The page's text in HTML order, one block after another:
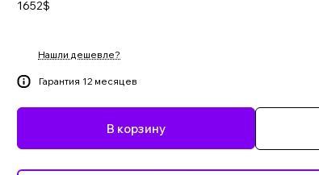
1652$
В корзину
Нашли дешевле?
Гарантия 12 месяцев